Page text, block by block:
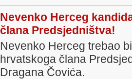
Nevenko Herceg
člana Predsjedništva!
Nevenko Herceg trebao
hrvatskoga člana
Dragana Čovića.